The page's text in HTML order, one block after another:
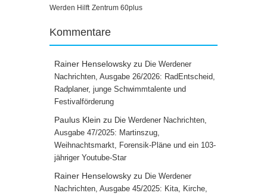
Werden Hilft Zentrum 60plus
Kommentare
Rainer Henselowsky zu Die Werdener
Nachrichten, Ausgabe 26/2026: RadEntscheid,
Radplaner, junge Schwimmtalente und
Festivalförderung
Paulus Klein zu Die Werdener Nachrichten,
Ausgabe 47/2025: Martinszug,
Weihnachtsmarkt, Forensik-Pläne und ein 103-
jähriger Youtube-Star
Rainer Henselowsky zu Die Werdener
Nachrichten, Ausgabe 45/2025: Kita, Kirche,